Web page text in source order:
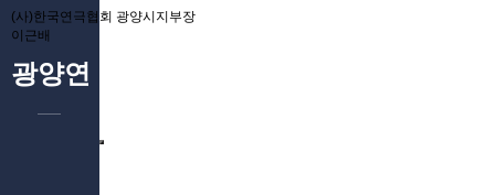
(사)한국연극협회 광양시지부장
이근배
광양연극협회